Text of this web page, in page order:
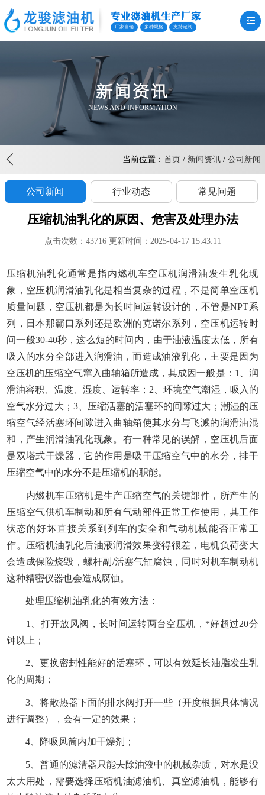
专业滤油机生产厂家
厂家自销 多种规格 支持定制
新闻资讯
NEWS AND INFORMATION
当前位置： 首页 / 新闻资讯 / 公司新闻
公司新闻 行业动态 常见问题
压缩机油乳化的原因、危害及处理办法
点击次数：43716 更新时间：2025-04-17 15:43:11
压缩机油乳化通常是指内燃机车空压机润滑油发生乳化现
象，空压机润滑油乳化是相当复杂的过程，不是简单空压机
质量问题，空压机都是为长时间运转设计的，不管是NPT系
列，日本那霸口系列还是欧洲的克诺尔系列，空压机运转时
间一般30-40秒，这么短的时间内，由于油液温度太低，所有
吸入的水分全部进入润滑油，而造成油液乳化，主要是因为
空压机的压缩空气窜入曲轴箱所造成，其成因一般是：1、润
滑油容积、温度、湿度、运转率；2、环境空气潮湿，吸入的
空气水分过大；3、压缩活塞的活塞环的间隙过大；潮湿的压
缩空气经活塞环间隙进入曲轴箱使其水分与飞溅的润滑油混
和，产生润滑油乳化现象。有一种常见的误解，空压机后面
是双塔式干燥器，它的作用是吸干压缩空气中的水分，排干
压缩空气中的水分不是压缩机的职能。
内燃机车压缩机是生产压缩空气的关键部件，所产生的
压缩空气供机车制动和所有气动部件正常工作使用，其工作
状态的好坏直接关系到列车的安全和气动机械能否正常工
作。压缩机油乳化后油液润滑效果变得很差，电机负荷变大
会造成保险烧毁，螺杆副/活塞气缸腐蚀，同时对机车制动机
这种精密仪器也会造成腐蚀。
处理压缩机油乳化的有效方法：
1、打开放风阀，长时间运转两台空压机，*好超过20分
钟以上；
2、更换密封性能好的活塞环，可以有效延长油脂发生乳
化的周期；
3、将散热器下面的排水阀打开一些（开度根据具体情况
进行调整），会有一定的效果；
4、降吸风筒内加干燥剂；
5、普通的滤清器只能去除油液中的机械杂质，对水是没
太大用处，需要选择压缩机油滤油机、真空滤油机，能够有